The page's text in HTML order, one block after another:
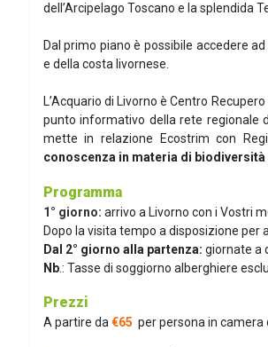
dell’Arcipelago Toscano e la splendida
Dal primo piano è possibile accedere
e della costa livornese.
L’Acquario di Livorno è Centro
punto informativo della rete regionale
mette in relazione Ecostrim con
conoscenza in materia di biodiversità
Programma
1° giorno: arrivo a Livorno con i Vostri
Dopo la visita tempo a disposizione
Dal 2° giorno alla partenza: giornate a
Nb.: Tasse di soggiorno alberghiere
Prezzi
A partire da €65 per persona in camera